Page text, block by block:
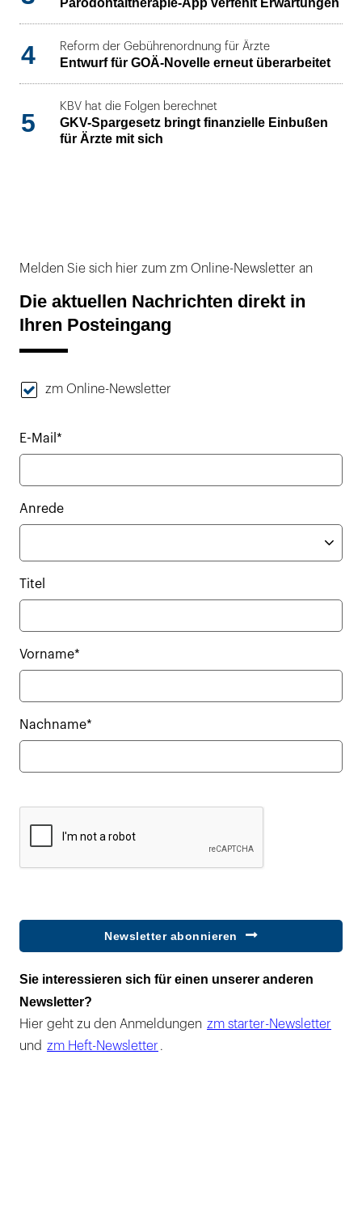
Parodontaltherapie-App verfehlt Erwartungen
4 Reform der Gebührenordnung für Ärzte
Entwurf für GOÄ-Novelle erneut überarbeitet
5
KBV hat die Folgen berechnet
GKV-Spargesetz bringt finanzielle Einbußen
für Ärzte mit sich
Melden Sie sich hier zum zm Online-Newsletter an
Die aktuellen Nachrichten direkt in
Ihren Posteingang
zm Online-Newsletter
E-Mail*
Anrede
Titel
Vorname*
Nachname*
Newsletter abonnieren
Sie interessieren sich für einen unserer anderen
Newsletter?
Hier geht zu den Anmeldungen zm starter-Newsletter
und zm Heft-Newsletter .